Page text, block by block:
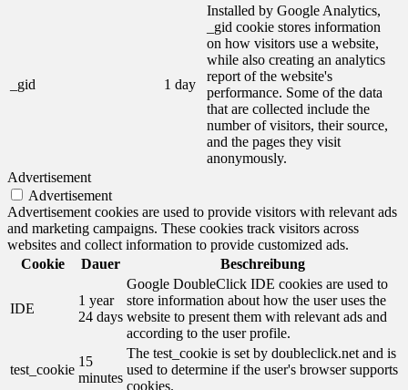
_gid 1 day
Installed by Google Analytics,
_gid cookie stores information
on how visitors use a website,
while also creating an analytics
report of the website's
performance. Some of the data
that are collected include the
number of visitors, their source,
and the pages they visit
anonymously.
Advertisement
Advertisement
Advertisement cookies are used to provide visitors with relevant ads
and marketing campaigns. These cookies track visitors across
websites and collect information to provide customized ads.
Cookie
Dauer Beschreibung
IDE
1 year
24 days
Google DoubleClick IDE cookies are used to
store information about how the user uses the
website to present them with relevant ads and
according to the user profile.
test_cookie
15
minutes
The test_cookie is set by doubleclick.net and is
used to determine if the user's browser supports
cookies.